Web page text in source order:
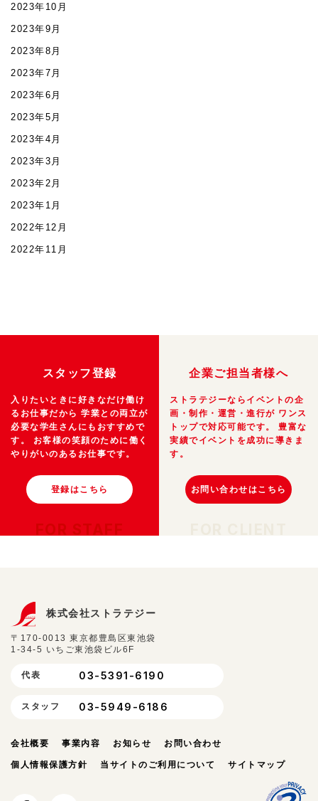
2023年10月
2023年9月
2023年8月
2023年7月
2023年6月
2023年5月
2023年4月
2023年3月
2023年2月
2023年1月
2022年12月
2022年11月
スタッフ登録
入りたいときに好きなだけ働け
るお仕事だから 学業との両立が
必要な学生さんにもおすすめで
す。
お客様の笑顔のために働く
やりがいのあるお仕事です。
登録はこちら
企業ご担当者様へ
ストラテジーならイベントの企
画・制作・運営・進行が ワンス
トップで対応可能です。
豊富な
実績でイベントを成功に導きま
す。
お問い合わせはこちら
株式会社ストラテジー
〒170-0013 東京都豊島区東池袋
1-34-5 いちご東池袋ビル6F
代表 03-5391-6190
スタッフ 03-5949-6186
会社概要 事業内容 お知らせ お問い合わせ
個人情報保護方針 当サイトのご利用について サイトマップ